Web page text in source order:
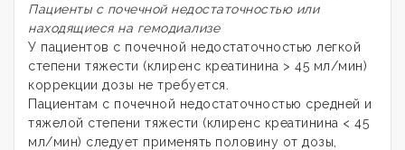
Пациенты с почечной недостаточностью или
находящиеся на гемодиализе
У пациентов с почечной недостаточностью легкой
степени тяжести (клиренс креатинина > 45 мл/мин)
коррекции дозы не требуется.
Пациентам с почечной недостаточностью средней и
тяжелой степени тяжести (клиренс креатинина < 45
мл/мин) следует применять половину от дозы,